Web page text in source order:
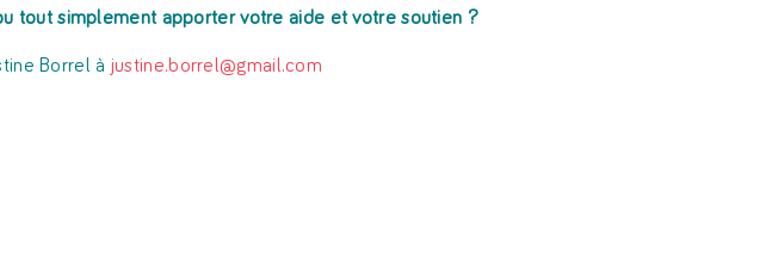
tout simplement apporter votre aide et votre soutien ?
Borrel à justine.borrel@gmail.com